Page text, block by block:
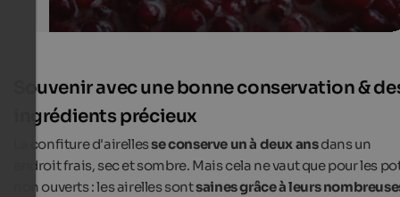
Souvenir avec une bonne conservation &
ingrédients précieux
La confiture d'airellesse conserve un à deux ansdans un
endroit frais, sec et sombre. Mais cela ne vaut que pour les
non ouverts : les airelles sontsaines grâce à leurs